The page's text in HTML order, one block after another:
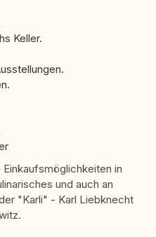
Keller.
in
und auch an
"Karli" - Karl Liebknecht